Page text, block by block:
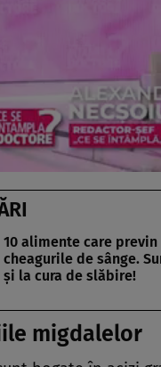
10 alimente care previn
cheagurile de sânge.
și la cura de slăbire!
migdalelor